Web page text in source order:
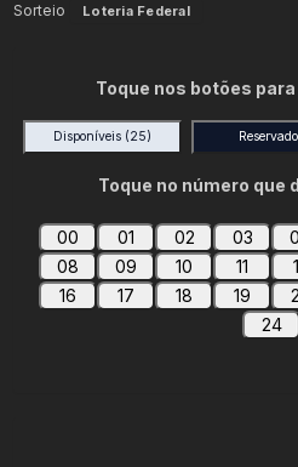
Sorteio Loteria Federal
Toque nos botões
Disponíveis (25)
Toque no número que
00 01 02 03
08
09 10 11
16
17 18 19
24